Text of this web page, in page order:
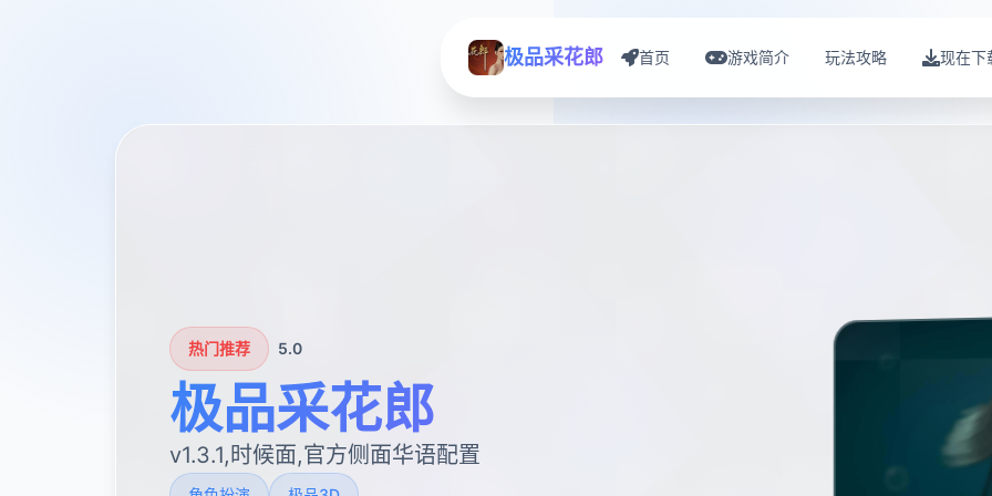
极品采花郎 首页 游戏简介 玩法攻略 现在下
热门推荐 5.0
极品采花郎
v1.3.1,时候面,官方侧面华语配置